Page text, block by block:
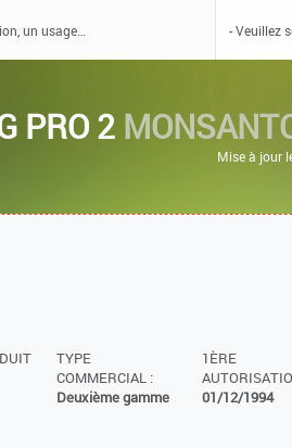
PRO 2
Mise à jour
TYPE
COMMERCIAL :
Deuxième gamme
1ÈRE
01/12/1994